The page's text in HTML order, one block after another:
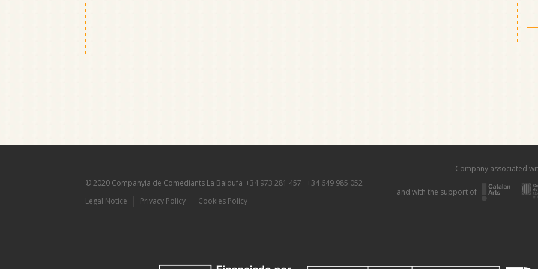
© 2020 Companyia de Comediants La Baldufa +34 973 281 457 · +34 649 985 052
Legal Notice
Privacy Policy Cookies Policy
Company associated
and with the support of